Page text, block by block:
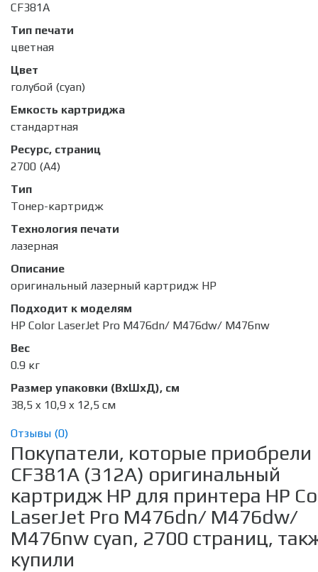
CF381A
Тип печати
цветная
Цвет
голубой (cyan)
Емкость картриджа
стандартная
Ресурс, страниц
2700 (A4)
Тип
Тонер-картридж
Технология печати
лазерная
Описание
оригинальный лазерный картридж HP
Подходит к моделям
HP Color LaserJet Pro M476dn/ M476dw/ M476nw
Вес
0.9 кг
Размер упаковки (ВхШхД), см
38,5 x 10,9 x 12,5 см
Отзывы (0)
Покупатели, которые приобрели
CF381A (312A) оригинальный
картридж HP для принтера HP
LaserJet Pro M476dn/ M476dw/
M476nw cyan, 2700 страниц,
купили